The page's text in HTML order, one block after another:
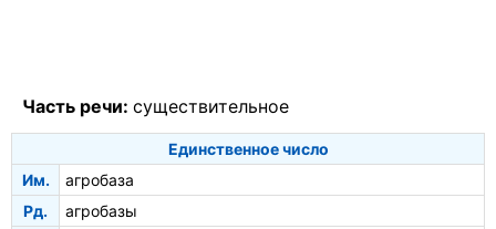
Часть речи: существительное
Единственное число
Им.
агробаза
Рд.
агробазы